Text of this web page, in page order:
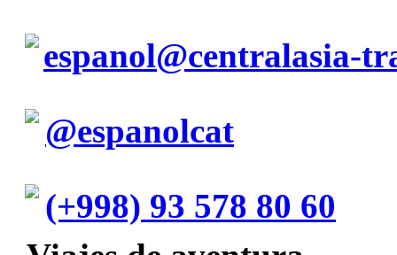
espanol@centralasia-
@espanolcat
(+998) 93 578 80 60